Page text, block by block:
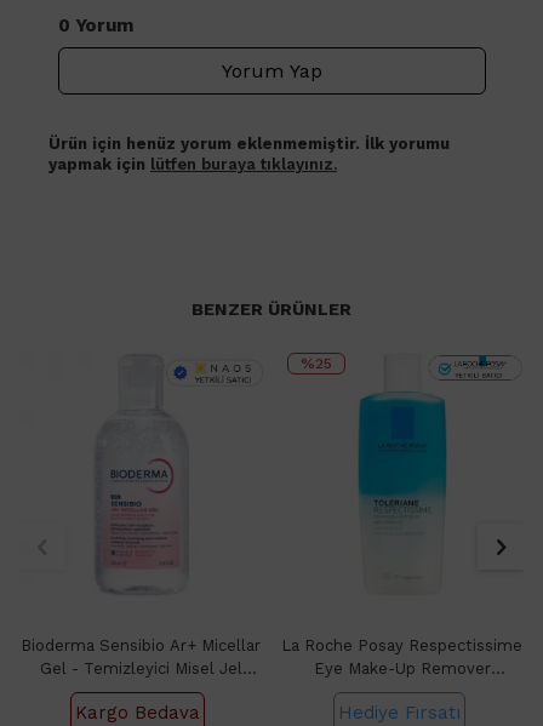
0 Yorum
Yorum Yap
Ürün için henüz yorum eklenmemiştir. İlk yorumu
yapmak için lütfen buraya tıklayınız.
BENZER ÜRÜNLER
Bioderma Sensibio Ar+ Micellar
Gel - Temizleyici Misel Jel
250ml
Kargo Bedava
%25
La Roche Posay Respectissime
Eye Make-Up Remover
Waterproof 125ml
Hediye Fırsatı